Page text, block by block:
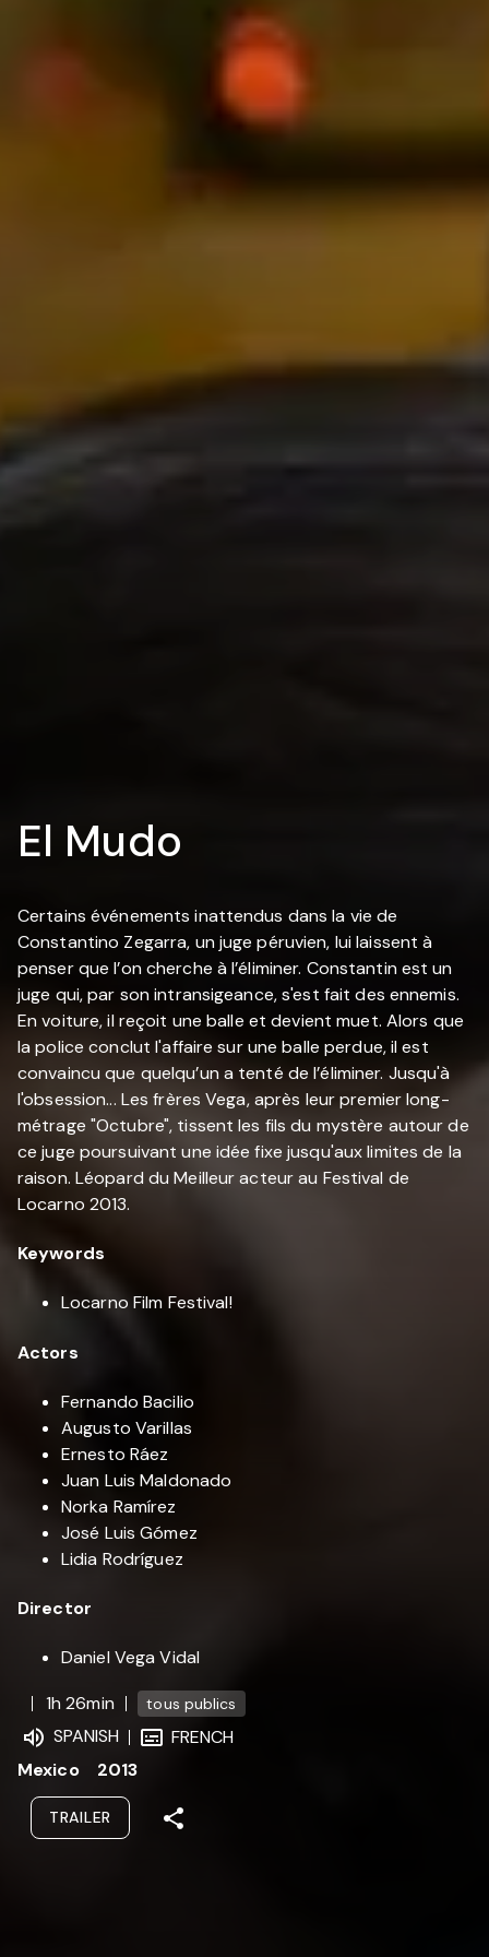
El Mudo
Certains événements inattendus dans la vie de
Constantino Zegarra, un juge péruvien, lui laissent à
penser que l’on cherche à l’éliminer. Constantin est un
juge qui, par son intransigeance, s'est fait des ennemis.
En voiture, il reçoit une balle et devient muet. Alors que
la police conclut l'affaire sur une balle perdue, il est
convaincu que quelqu’un a tenté de l’éliminer. Jusqu'à
l'obsession... Les frères Vega, après leur premier long-
métrage "Octubre", tissent les fils du mystère autour de
ce juge poursuivant une idée fixe jusqu'aux limites de la
raison. Léopard du Meilleur acteur au Festival de
Locarno 2013.
Keywords
Locarno Film Festival!
Actors
Fernando Bacilio
Augusto Varillas
Ernesto Ráez
Juan Luis Maldonado
Norka Ramírez
José Luis Gómez
Lidia Rodríguez
Director
Daniel Vega Vidal
1h 26min
tous publics
SPANISH
FRENCH
Mexico
2013
TRAILER